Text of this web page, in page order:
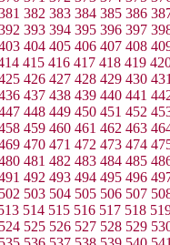
382 383 384 385 386
393 394 395 396 397
404 405 406 407 408
415 416 417 418 419
426 427 428 429 430
437 438 439 440 441
448 449 450 451 452
459 460 461 462 463
470 471 472 473 474
481 482 483 484 485
492 493 494 495 496
502 503 504 505 506 507
514 515 516 517 518
524 525 526 527 528 529